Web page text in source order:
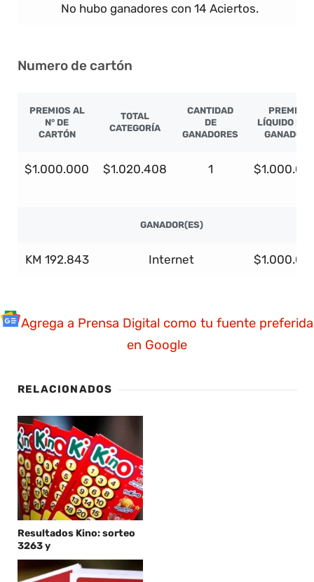
No hubo ganadores con 14 Aciertos.
Numero de cartón
PREMIOS AL
N° DE
CARTÓN
TOTAL
CATEGORÍA
CANTIDAD
DE
GANADORES
PREMIO
LÍQUIDO POR
GANADOR
$1.000.000 $1.020.408 1
GANADOR(ES)
KM 192.843 Internet
Agrega a Prensa Digital como tu fuente preferida
en Google
RELACIONADOS
Resultados Kino: sorteo
3263 y